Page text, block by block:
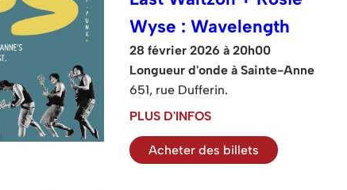
Wyse : Wavelength
28 février 2026 à 20h00
Longueur d'onde à Sainte-Anne
651, rue Dufferin.
PLUS D'INFOS
Acheter des billets